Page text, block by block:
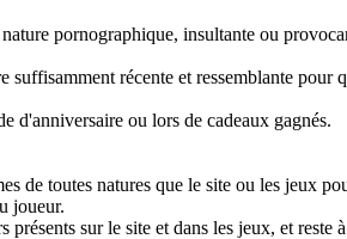
pornographique, insultante ou
récente et ressemblante pour
d'anniversaire ou lors de cadeaux gagnés.
de toutes natures que le site ou les jeux
joueur.
sur le site et dans les jeux, et reste